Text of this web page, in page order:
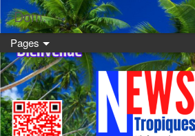
Dom:
Pages